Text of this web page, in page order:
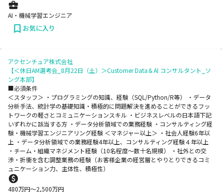
AI・機械学習エンジニア
お気に入り
アクセンチュア株式会社
【＜休日AM選考会_8月22日（土）＞Customer Data＆AI コンサルタント_ソ
ング本部】
■必須条件
＜スタッフ＞ ・プログラミングの知識、経験（SQL/Python/R等） ・データ
分析手法、統計学の基礎知識・積極的に問題解決を進めることができるフッ
トワークの軽さとコミュニケーションスキル ・ビジネスレベルの日本語下記
いずれかに該当する方 ・データ分析領域での業務経験 ・コンサルティング経
験・機械学習エンジニアリング経験 ＜マネジャー以上＞ ・社会人経験6年以
上 ・データ分析領域での業務経験4年以上、コンサルティング経験４年以上
・チーム・組織マネジメント経験（10名程度～数十名規模） ・社外との交
渉・折衝を含む調整業務の経験（お客様企業の経営層とやりとりできるコミ
ュニケーション力、主体性、積極性）
480万円〜2,500万円